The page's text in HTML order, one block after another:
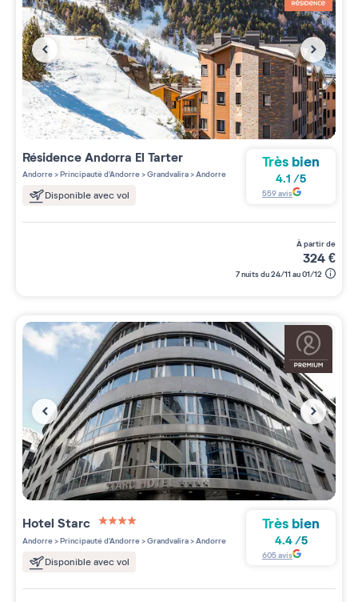
RésidenceAndorra El Tarter
Andorre>Principauté d'Andorre>Grandvalira>Andorre
Disponible avec vol
Très bien
4.1 /5
559avis
à partir de
324€
7 nuits du 24/11 au 01/12
Hotel Starc
4 étoiles sur 5
Andorre>Principauté d'Andorre>Grandvalira>Andorre
Disponible avec vol
Très bien
4.4/5
605avis